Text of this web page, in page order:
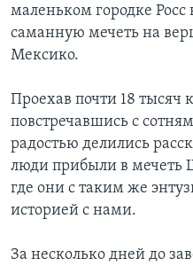
маленьком городке Росс
саманную мечеть на
Мексико.
Проехав почти 18 тысяч
повстречавшись с
радостью делились
люди прибыли в мечеть
где они с таким же
историей с нами.
За несколько дней до